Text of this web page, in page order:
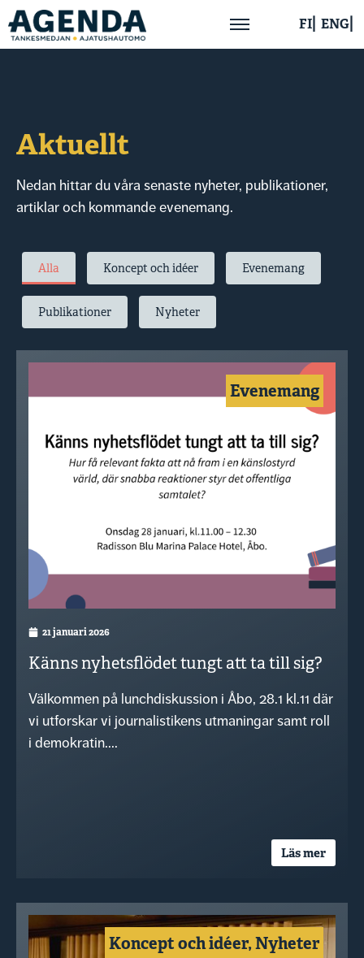
Om oss
Aktuellt
Kontakta oss
FI ENG
Aktuellt
Nedan hittar du våra senaste nyheter, publikationer,
artiklar och kommande evenemang.
Alla Koncept och idéer Evenemang
Publikationer Nyheter
Evenemang
21 januari 2026
Känns nyhetsflödet tungt att ta till sig?
Välkommen på lunchdiskussion i Åbo, 28.1 kl.11 där
vi utforskar vi journalistikens utmaningar samt roll
i demokratin....
Läs mer
Koncept och idéer,Nyheter